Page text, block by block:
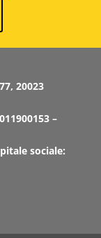
20023
–
sociale: